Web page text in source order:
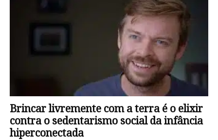
Brincar livremente com a terra é o elixir
contra o sedentarismo social da infância
hiperconectada